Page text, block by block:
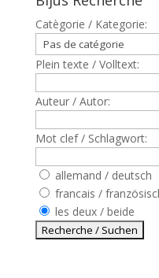
Catègorie / Kategorie:
Plein texte / Volltext:
Auteur / Autor:
Mot clef / Schlagwort:
allemand / deutsch
francais /
les deux / beide